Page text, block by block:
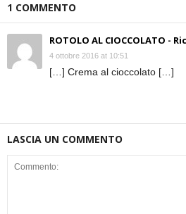
1 COMMENTO
ROTOLO AL CIOCCOLATO -
4 ottobre 2016 at 10:51
[…] Crema al cioccolato […]
LASCIA UN COMMENTO